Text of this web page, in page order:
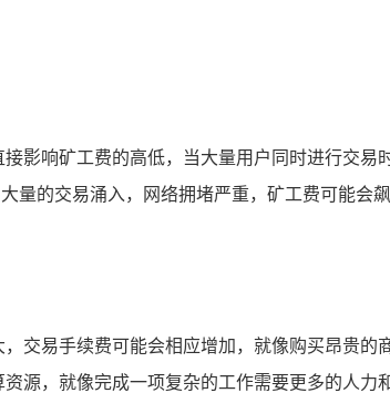
影响矿工费的高低，当大量用户同时进行交易
量的交易涌入，网络拥堵严重，矿工费可能
交易手续费可能会相应增加，就像购买昂贵的
源，就像完成一项复杂的工作需要更多的人力